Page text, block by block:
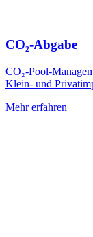
CO₂-Abgabe
CO₂-Pool-
Klein- und
Mehr erfahren